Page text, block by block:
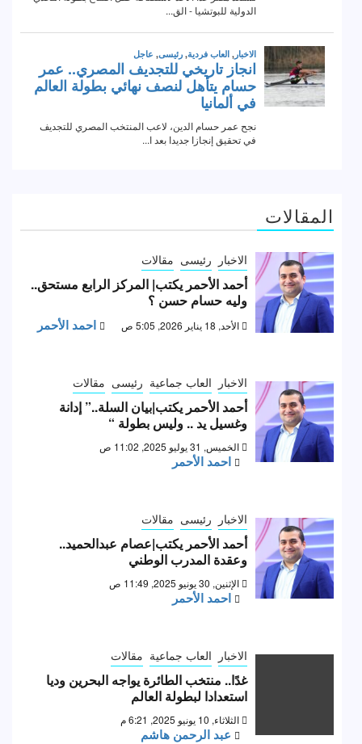
المقالات
الاخبار رئيسى مقالات
أحمد الأحمر يكتب| المركز الرابع مستحق..
وليه حسام حسن ؟
الأحد, 18 يناير 2026, 5:05 ص احمد الأحمر
الاخبار العاب جماعية رئيسى مقالات
أحمد الأحمر يكتب|بيان السلة..” إدانة
وغسيل يد .. وليس بطولة “
الخميس, 31 يوليو 2025, 11:02 ص
احمد الأحمر
الاخبار رئيسى مقالات
أحمد الأحمر يكتب|عصام عبدالحميد..
وعقدة المدرب الوطني
الإثنين, 30 يونيو 2025, 11:49 ص
احمد الأحمر
الاخبار العاب جماعية مقالات
غدًا.. منتخب الطائرة يواجه البحرين وديا
استعدادا لبطولة العالم
الثلاثاء, 10 يونيو 2025, 6:21 م
عبد الرحمن هاشم